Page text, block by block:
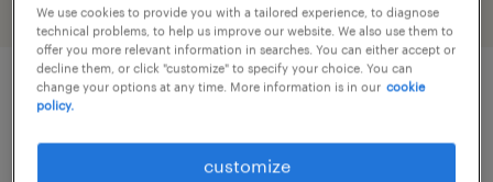
job details
We use cookies to provide you with a tailored experience, to diagnose
technical problems, to help us improve our website. We also use them to
offer you more relevant information in searches. You can either accept or
decline them, or click "customize" to specify your choice. You can
change your options at any time. More information is in our cookie
policy.
customize